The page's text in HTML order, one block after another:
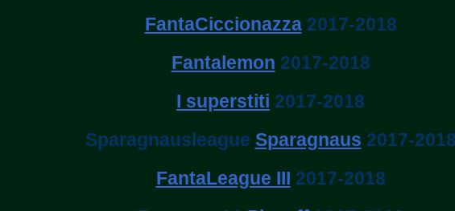
FantaCiccionazza2017-2018
Fantalemon 2017-2018
I superstiti 2017-2018
Sparagnausleague Sparagnaus 2017-
FantaLeague III 2017-2018